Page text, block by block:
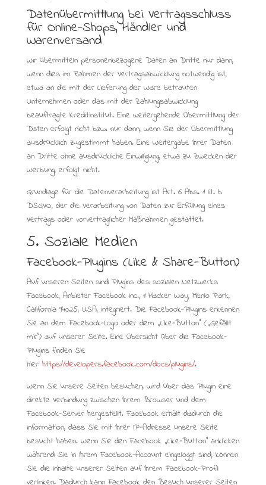
Datenübermittlung bei Vertragsschluss
für Online-Shops, Händler und
Warenversand
Wir übermitteln personenbezogene Daten an Dritte nur dann,
wenn dies im Rahmen der Vertragsabwicklung notwendig ist,
etwa an die mit der Lieferung der Ware betrauten
Unternehmen oder das mit der Zahlungsabwicklung
beauftragte Kreditinstitut. Eine weitergehende Übermittlung der
Daten erfolgt nicht bzw. nur dann, wenn Sie der Übermittlung
ausdrücklich zugestimmt haben. Eine Weitergabe Ihrer Daten
an Dritte ohne ausdrückliche Einwilligung, etwa zu Zwecken der
Werbung, erfolgt nicht.
Grundlage für die Datenverarbeitung ist Art. 6 Abs. 1 lit. b
DSGVO, der die Verarbeitung von Daten zur Erfüllung eines
Vertrags oder vorvertraglicher Maßnahmen gestattet.
5. Soziale Medien
Facebook-Plugins (Like & Share-Button)
Auf unseren Seiten sind Plugins des sozialen Netzwerks
Facebook, Anbieter Facebook Inc., 1 Hacker Way, Menlo Park,
California 94025, USA, integriert. Die Facebook-Plugins erkennen
Sie an dem Facebook-Logo oder dem „Like-Button“ („Gefällt
mir“) auf unserer Seite. Eine Übersicht über die Facebook-
Plugins finden Sie
hier: https://developers.facebook.com/docs/plugins/.
Wenn Sie unsere Seiten besuchen, wird über das Plugin eine
direkte Verbindung zwischen Ihrem Browser und dem
Facebook-Server hergestellt. Facebook erhält dadurch die
Information, dass Sie mit Ihrer IP-Adresse unsere Seite
besucht haben. Wenn Sie den Facebook „Like-Button“ anklicken
während Sie in Ihrem Facebook-Account eingeloggt sind, können
Sie die Inhalte unserer Seiten auf Ihrem Facebook-Profil
verlinken. Dadurch kann Facebook den Besuch unserer Seiten